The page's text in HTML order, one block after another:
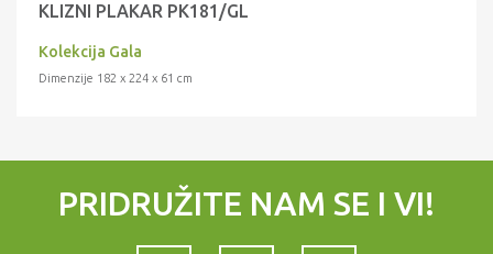
KLIZNI PLAKAR PK181/GL
Kolekcija Gala
Dimenzije 182 x 224 x 61 cm
PRIDRUŽITE NAM SE I VI!